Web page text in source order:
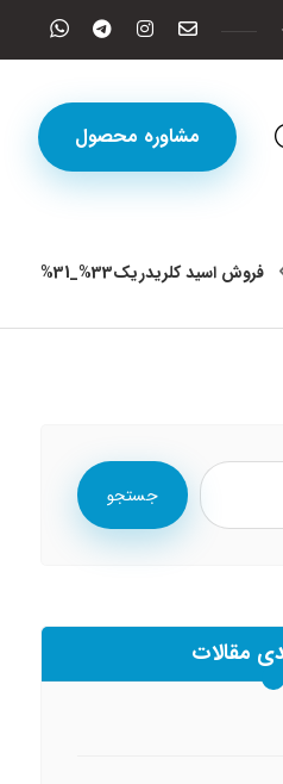
مشاوره محصول
فروش اسید کلریدریک33%_31%
جستجو
مقالات